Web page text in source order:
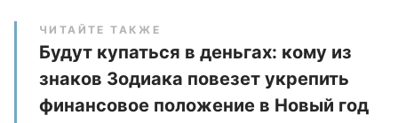
ЧИТАЙТЕ ТАКЖЕ
Будут купаться в деньгах: кому из
знаков Зодиака повезет укрепить
финансовое положение в Новый год